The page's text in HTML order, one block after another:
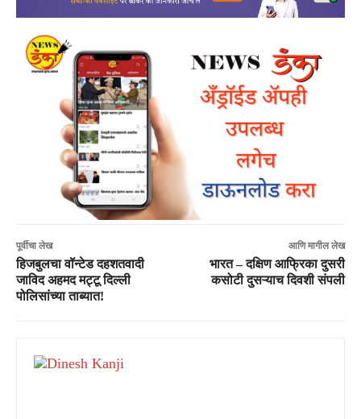
पूर्वीचा लेख
हिजबुलचा वॉन्टेड दहशतवादी
जाविद अहमद मट्टू दिल्ली
पोलिसांच्या ताब्यात!
आणि मागील लेख
भारत – दक्षिण आफ्रिका दुसरी
कसोटी दुसऱ्याच दिवशी संपली